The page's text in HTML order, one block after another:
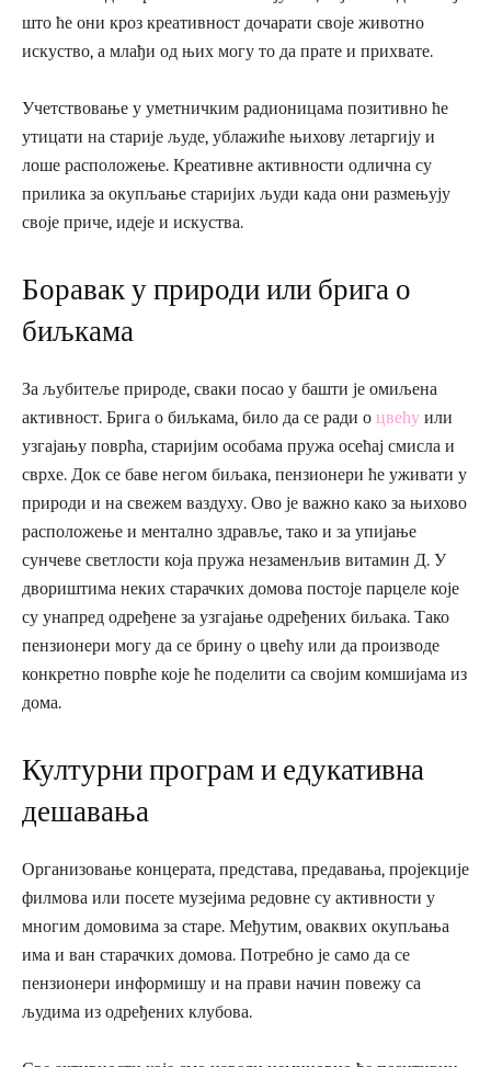
што ће они кроз креативност дочарати своје животно
искуство, а млађи од њих могу то да прате и прихвате.
Учетствовање у уметничким радионицама позитивно ће
утицати на старије људе, ублажиће њихову летаргију и
лоше расположење. Креативне активности одлична су
прилика за окупљање старијих људи када они размењују
своје приче, идеје и искуства.
Боравак у природи или брига о
биљкама
За љубитеље природе, сваки посао у башти је омиљена
активност. Брига о биљкама, било да се ради о цвећу или
узгајању поврћа, старијим особама пружа осећај смисла и
сврхе. Док се баве негом биљака, пензионери ће уживати у
природи и на свежем ваздуху. Ово је важно како за њихово
расположење и ментално здравље, тако и за упијање
сунчеве светлости која пружа незаменљив витамин Д. У
двориштима неких старачких домова постоје парцеле које
су унапред одређене за узгајање одређених биљака. Тако
пензионери могу да се брину о цвећу или да производе
конкретно поврће које ће поделити са својим комшијама из
дома.
Културни програм и едукативна
дешавања
Организовање концерата, представа, предавања, пројекције
филмова или посете музејима редовне су активности у
многим домовима за старе. Међутим, оваквих окупљања
има и ван старачких домова. Потребно је само да се
пензионери информишу и на прави начин повежу са
људима из одређених клубова.